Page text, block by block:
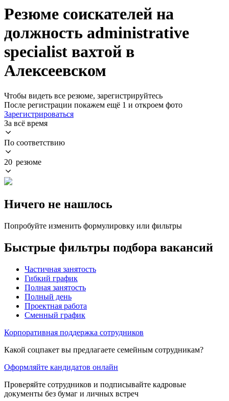
Резюме соискателей на
должность administrative
specialist вахтой в
Алексеевском
Чтобы видеть все резюме, зарегистрируйтесь
После регистрации покажем ещё 1 и откроем фото
Зарегистрироваться
За всё время
По соответствию
20 резюме
Ничего не нашлось
Попробуйте изменить формулировку или фильтры
Быстрые фильтры подбора вакансий
Частичная занятость
Гибкий график
Полная занятость
Полный день
Проектная работа
Сменный график
Корпоративная поддержка сотрудников
Какой соцпакет вы предлагаете семейным сотрудникам?
Оформляйте кандидатов онлайн
Проверяйте сотрудников и подписывайте кадровые
документы без бумаг и личных встреч